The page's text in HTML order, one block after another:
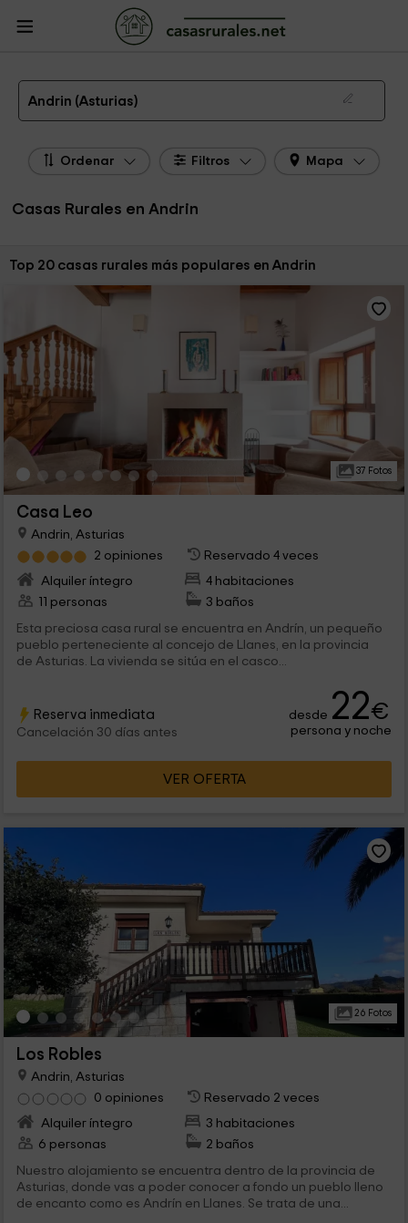
Casas Rurales
Andrin
Las 20 mejores casas rurales en Andrin de 2026
Andrin (Asturias)
Ordenar Filtros Mapa
Casas Rurales en Andrin
Ordenar por:
Top 20 casas rurales más populares en Andrin
37 Fotos
Casa Leo
Andrin, Asturias
2 opiniones
Reservado 4 veces
Alquiler íntegro
4 habitaciones
11 personas
3 baños
Esta preciosa casa rural se encuentra en Andrín, un pequeño
pueblo perteneciente al concejo de Llanes, en la provincia
de Asturias. La vivienda se sitúa en el casco...
Reserva inmediata
Cancelación 30 días antes
desde 22€
persona y noche
VER OFERTA
26 Fotos
Los Robles
Andrin, Asturias
0 opiniones
Reservado 2 veces
Alquiler íntegro
3 habitaciones
6 personas
2 baños
Nuestro alojamiento se encuentra dentro de la provincia de
Asturias, donde vas a poder conocer a fondo un pueblo lleno
de encanto como es Andrín en Llanes. Se trata de una...